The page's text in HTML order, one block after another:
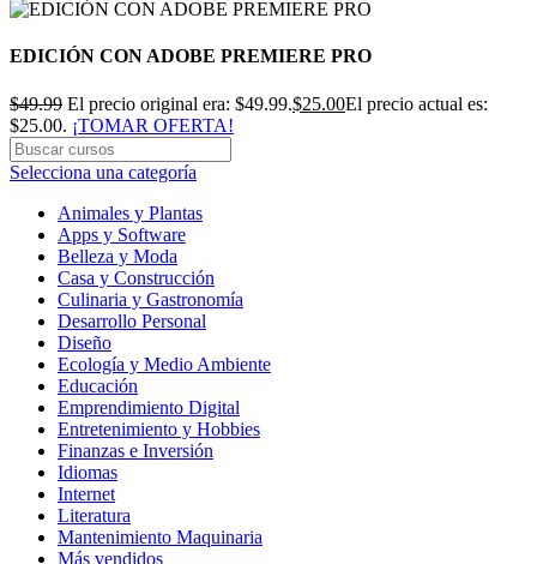
EDICIÓN CON ADOBE PREMIERE PRO
$49.99 El precio original era: $49.99.$25.00El precio actual es:
$25.00. ¡TOMAR OFERTA!
Selecciona una categoría
Animales y Plantas
Apps y Software
Belleza y Moda
Casa y Construcción
Culinaria y Gastronomía
Desarrollo Personal
Diseño
Ecología y Medio Ambiente
Educación
Emprendimiento Digital
Entretenimiento y Hobbies
Finanzas e Inversión
Idiomas
Internet
Literatura
Mantenimiento Maquinaria
Más vendidos